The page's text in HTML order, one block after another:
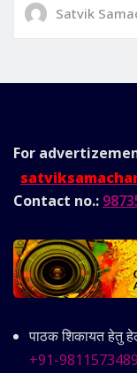
Satvik
For
Contact no.:
पाठक शिकायत हेतु
+91-9811573489